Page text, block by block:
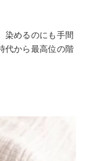
染めるのにも手間
代から最高位の階